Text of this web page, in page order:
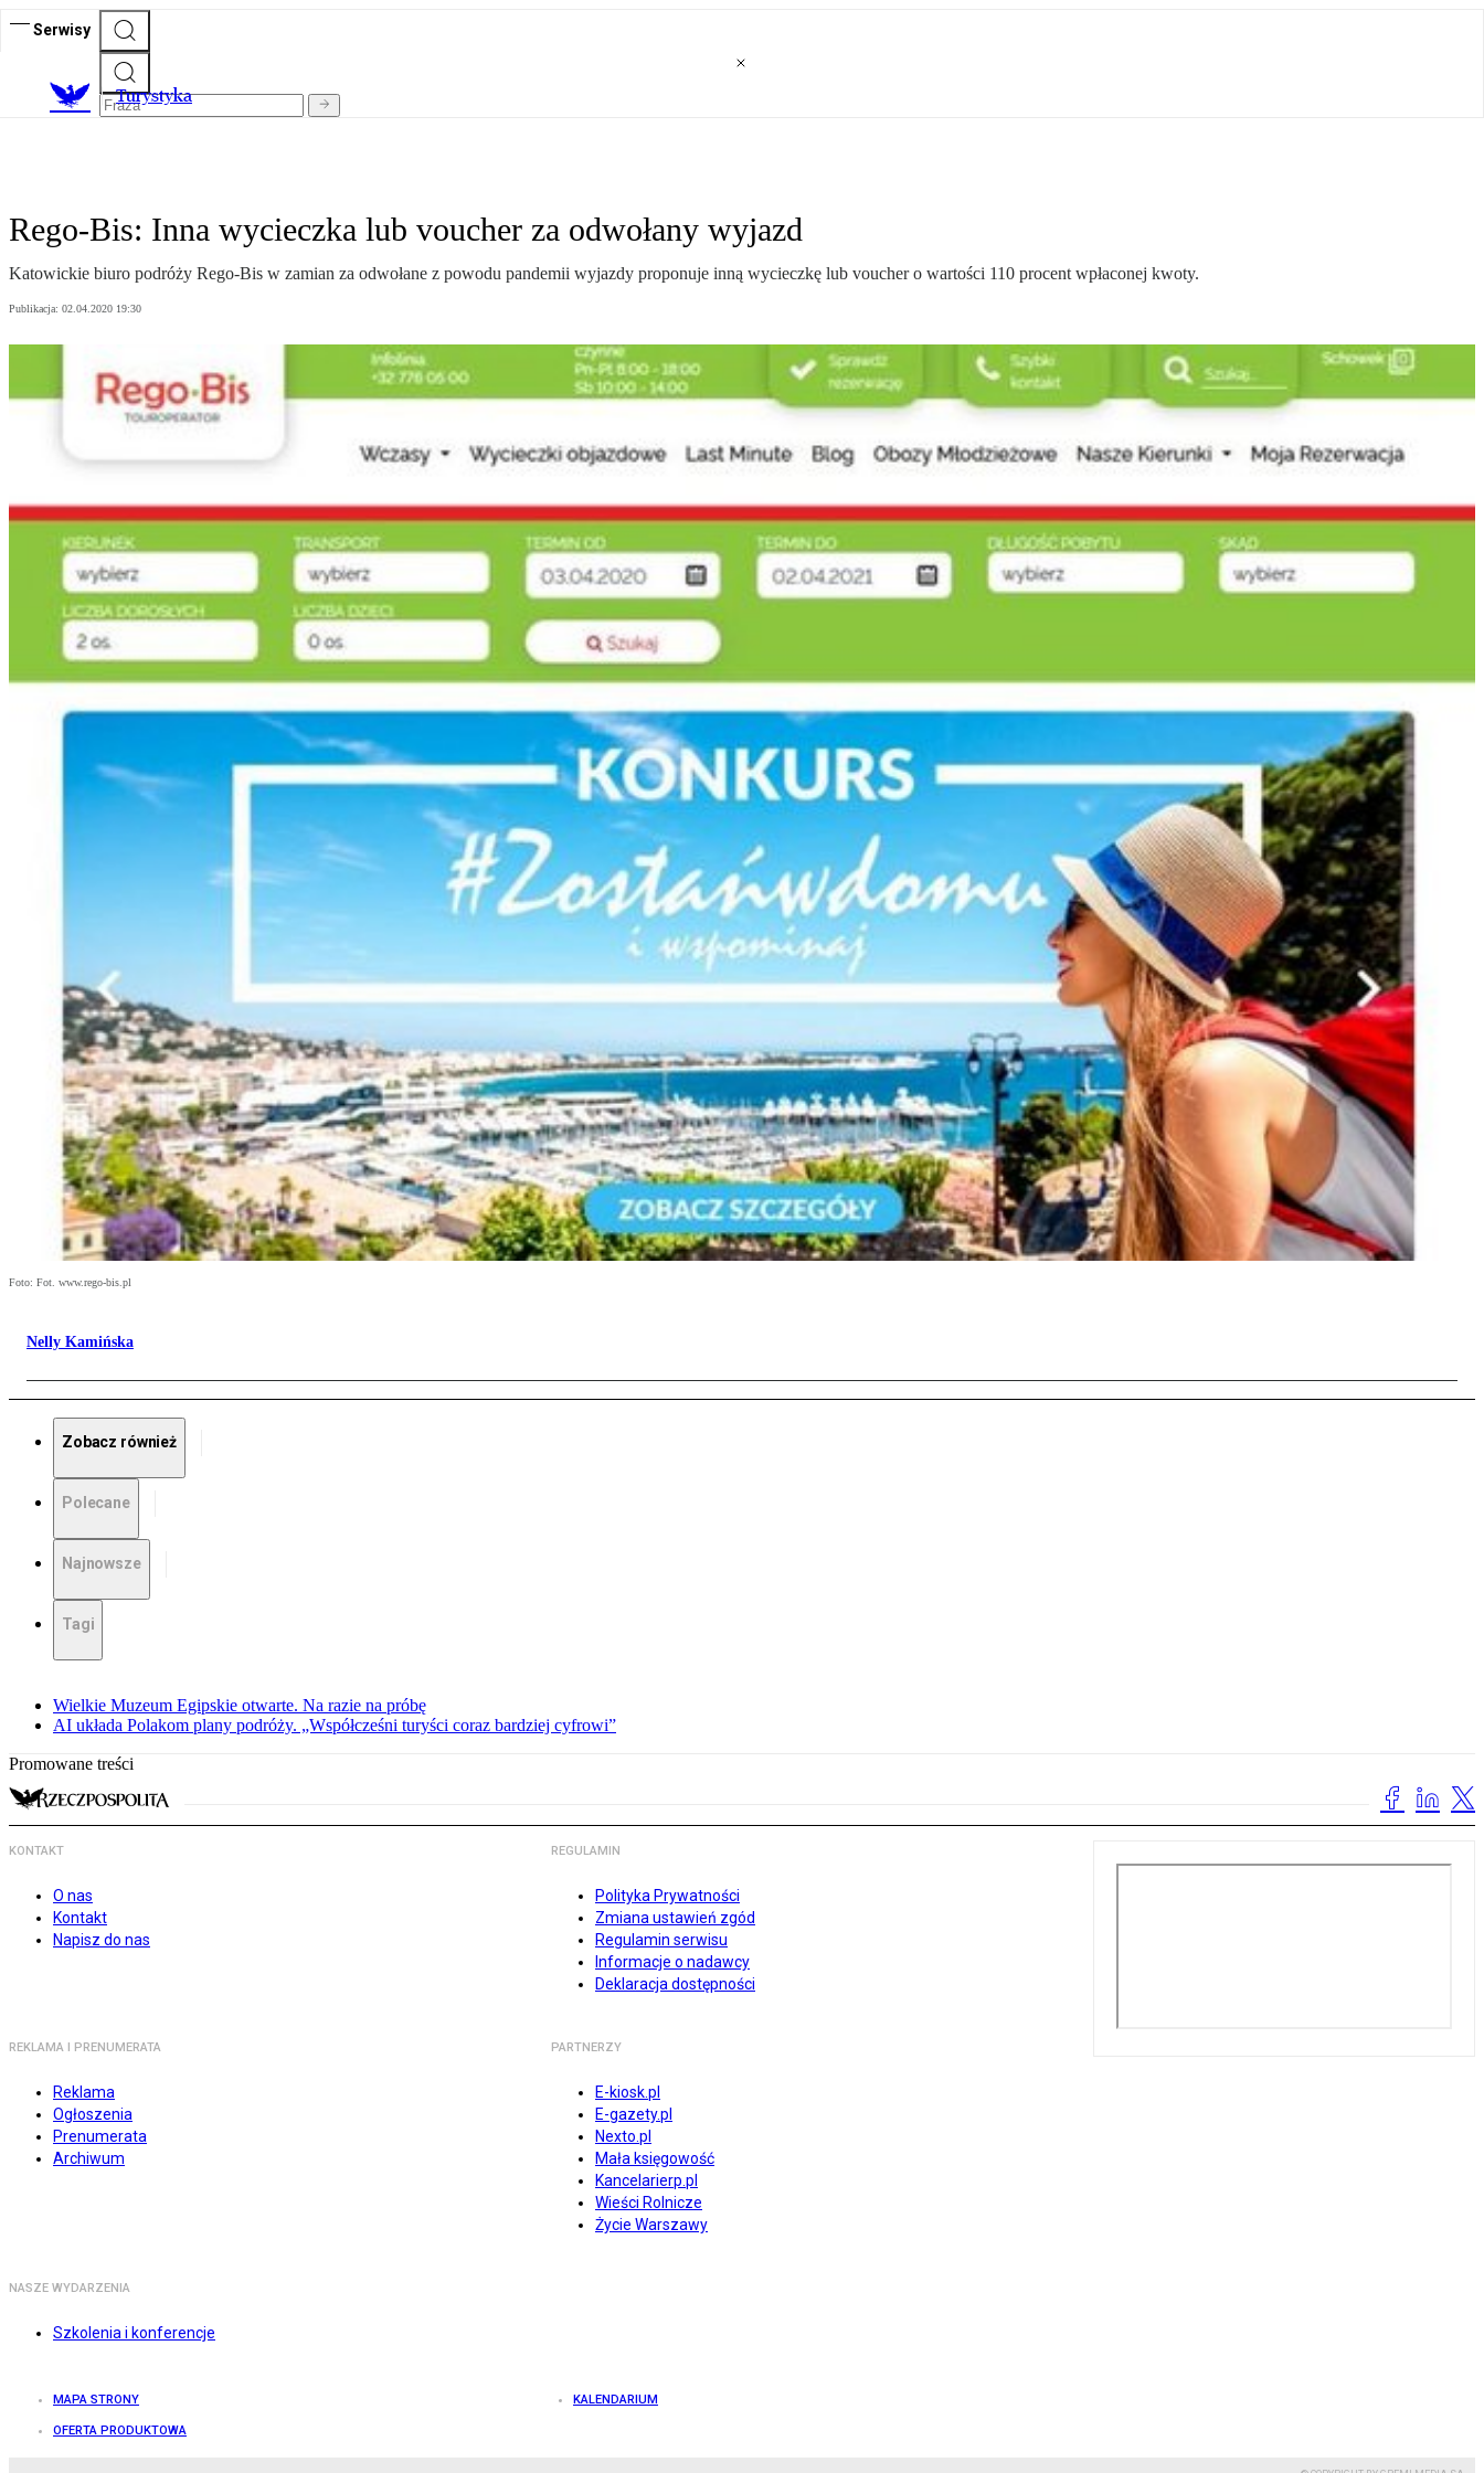
Serwisy
Turystyka
Rego-Bis: Inna wycieczka lub voucher za odwołany wyjazd
Katowickie biuro podróży Rego-Bis w zamian za odwołane z powodu pandemii wyjazdy proponuje inną wycieczkę lub voucher o wartości 110 procent wpłaconej kwoty.
Publikacja: 02.04.2020 19:30
Foto: Fot. www.rego-bis.pl
Nelly Kamińska
Zobacz również
Polecane
Najnowsze
Tagi
Wielkie Muzeum Egipskie otwarte. Na razie na próbę
AI układa Polakom plany podróży. „Współcześni turyści coraz bardziej cyfrowi”
Promowane treści
KONTAKT
O nas
Kontakt
Napisz do nas
REGULAMIN
Polityka Prywatności
Zmiana ustawień zgód
Regulamin serwisu
Informacje o nadawcy
Deklaracja dostępności
REKLAMA I PRENUMERATA
Reklama
Ogłoszenia
Prenumerata
Archiwum
PARTNERZY
E-kiosk.pl
E-gazety.pl
Nexto.pl
Mała księgowość
Kancelarierp.pl
Wieści Rolnicze
Życie Warszawy
NASZE WYDARZENIA
Szkolenia i konferencje
MAPA STRONY KALENDARIUM
OFERTA PRODUKTOWA